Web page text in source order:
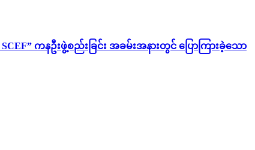
SCEF” ကနဦးဖွဲ့စည်းခြင်း အခမ်းအနားတွင် ပြောကြားခဲ့သော